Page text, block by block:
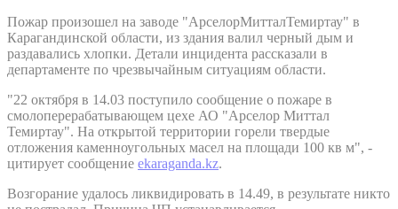
Пожар произошел на заводе "АрселорМитталТемиртау" в
Карагандинской области, из здания валил черный дым и
раздавались хлопки. Детали инцидента рассказали в
департаменте по чрезвычайным ситуациям области.
"22 октября в 14.03 поступило сообщение о пожаре в
смолоперерабатывающем цехе АО "Арселор Миттал
Темиртау". На открытой территории горели твердые
отложения каменноугольных масел на площади 100 кв м", -
цитирует сообщение ekaraganda.kz.
Возгорание удалось ликвидировать в 14.49, в результате никто